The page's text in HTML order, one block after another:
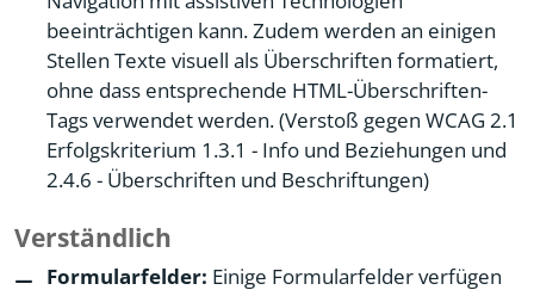
beeinträchtigen kann. Zudem werden an einigen
Stellen Texte visuell als Überschriften formatiert,
ohne dass entsprechende HTML-Überschriften-
Tags verwendet werden. (Verstoß gegen WCAG 2.1
Erfolgskriterium 1.3.1 - Info und Beziehungen und
2.4.6 - Überschriften und Beschriftungen)
Verständlich
Formularfelder: Einige Formularfelder verfügen